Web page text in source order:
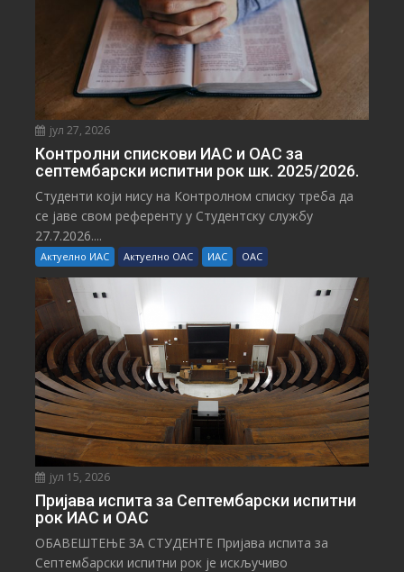
јул 27, 2026
Контролни спискови ИАС и ОАС за
септембарски испитни рок шк. 2025/2026.
Студенти који нису на Контролном списку треба да
се јаве свом референту у Студентску службу
27.7.2026....
Актуелно ИАС Актуелно ОАС ИАС ОАС
јул 15, 2026
Пријава испита за Септембарски испитни
рок ИАС и ОАС
ОБАВЕШТЕЊЕ ЗА СТУДЕНТЕ Пријава испита за
Септембарски испитни рок је искључиво